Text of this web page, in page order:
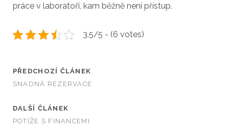
práce v laboratoři, kam běžně není přístup.
3.5/5 - (6 votes)
PŘEDCHOZÍ ČLÁNEK
SNADNÁ REZERVACE
DALŠÍ ČLÁNEK
POTÍŽE S FINANCEMI